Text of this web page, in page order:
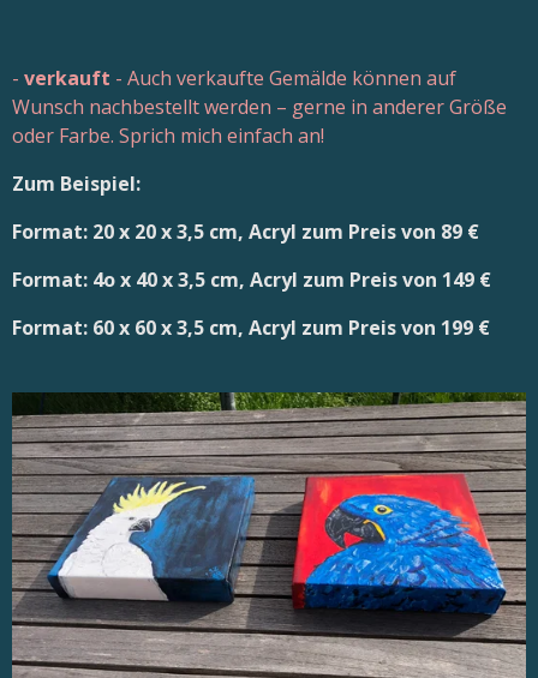
- verkauft - Auch verkaufte Gemälde können auf
Wunsch nachbestellt werden – gerne in anderer Größe
oder Farbe. Sprich mich einfach an!
Zum Beispiel:
Format: 20 x 20 x 3,5 cm, Acryl zum Preis von 89 €
Format: 4o x 40 x 3,5 cm, Acryl zum Preis von 149 €
Format: 60 x 60 x 3,5 cm, Acryl zum Preis von 199 €